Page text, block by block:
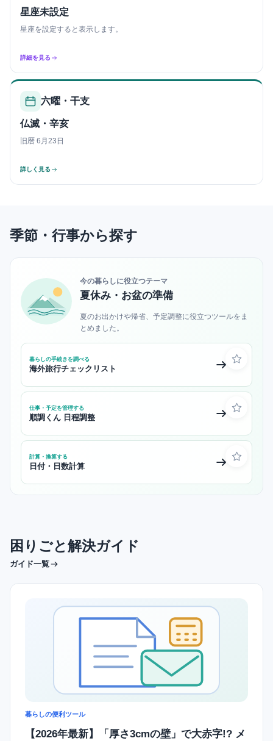
星座未設定
星座を設定すると表示します。
詳細を見る
六曜・干支
仏滅・辛亥
旧暦 6月23日
詳しく見る
季節・行事から探す
今の暮らしに役立つテーマ
夏休み・お盆の準備
夏のお出かけや帰省、予定調整に役立つツールをま
とめました。
暮らしの手続きを調べる
海外旅行チェックリスト
仕事・予定を管理する
順調くん 日程調整
計算・換算する
日付・日数計算
困りごと解決ガイド
ガイド一覧
暮らしの便利ツール
【2026年最新】「厚さ3cmの壁」で大赤字!? メ